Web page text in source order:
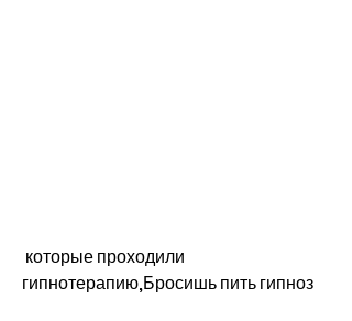
гипнотерапию,Бросишь пить гипноз